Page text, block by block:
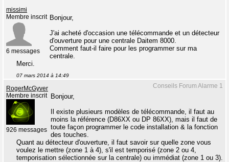
missimi
Membre inscrit
6 messages
Bonjour,
J'ai acheté d'occasion une télécommande et un détecteur
d'ouverture pour une centrale Daitem 8000.
Comment faut-il faire pour les programmer sur ma
centrale.
Merci.
07 mars 2014 à 14:49
Conseils Forum Alarme 1
RogerMcGyver
Membre inscrit
926 messages
Bonjour,
Il existe plusieurs modèles de télécommande, il faut au
moins la référence (D86XX ou DP 86XX), mais il faut de
toute façon programmer le code installation & la fonction
des touches.
Quant au détecteur d'ouverture, il faut savoir sur quelle zone vous
voulez le mettre (zone 1 à 4), s'il est temporisé (zone 2 ou 4,
temporisation sélectionnée sur la centrale) ou immédiat (zone 1 ou 3).